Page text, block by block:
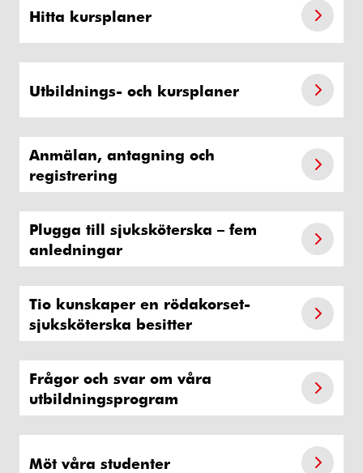
Hitta kursplaner
Utbildnings- och kursplaner
Anmälan, antagning och
registrering
Plugga till sjuksköterska – fem
anledningar
Tio kunskaper en rödakorset-
sjuksköterska besitter
Frågor och svar om våra
utbildningsprogram
Möt våra studenter